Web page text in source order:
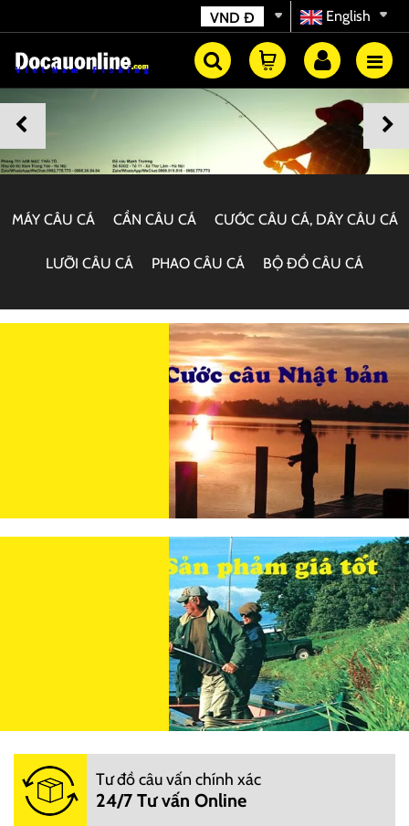
English
VND Đ
MÁY CÂU CÁ CẦN CÂU CÁ CƯỚC CÂU CÁ, DÂY CÂU CÁ
LƯỠI CÂU CÁ PHAO CÂU CÁ BỘ ĐỒ CÂU CÁ
Tư đồ câu vấn chính xác
24/7 Tư vấn Online